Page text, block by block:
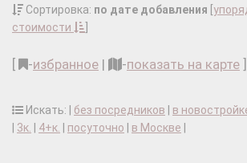
Сортировка: по дате добавления
стоимости
-избранное | -показать на карте
Искать: | без посредников в
3к. 4+к. посуточно в Москве